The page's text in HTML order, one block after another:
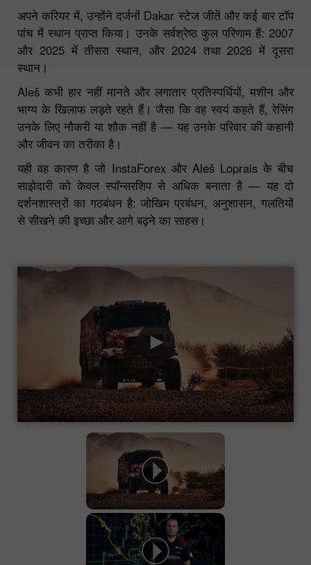
अपने करियर में, उन्होंने दर्जनों Dakar स्टेज जीतें और कई बार टॉप
पांच में स्थान प्राप्त किया। उनके सर्वश्रेष्ठ कुल परिणाम हैं: 2007
और 2025 में तीसरा स्थान, और 2024 तथा 2026 में दूसरा
स्थान।
Aleš कभी हार नहीं मानते और लगातार प्रतिस्पर्धियों, मशीन और
भाग्य के खिलाफ लड़ते रहते हैं। जैसा कि वह स्वयं कहते हैं, रेसिंग
उनके लिए नौकरी या शौक नहीं है — यह उनके परिवार की कहानी
और जीवन का तरीका है।
यही वह कारण है जो InstaForex और Aleš Loprais के बीच
साझेदारी को केवल स्पॉन्सरशिप से अधिक बनाता है — यह दो
दर्शनशास्त्रों का गठबंधन है: जोखिम प्रबंधन, अनुशासन, गलतियों
से सीखने की इच्छा और आगे बढ़ने का साहस।